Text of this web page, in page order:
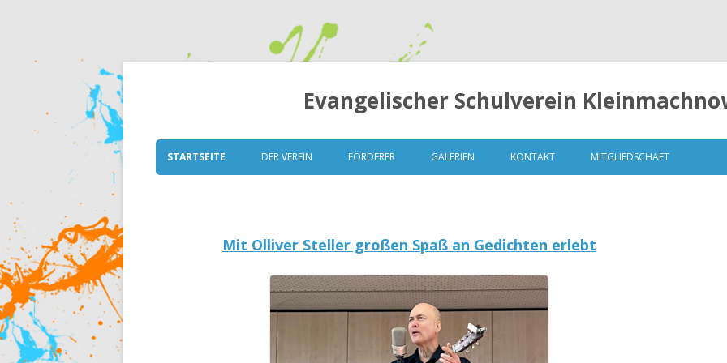
Evangelischer Schulverein
Springe
zum
STARTSEITE DER VEREIN
MITGLIEDERVERSAMMLUNGEN
MITGLIEDERVERSAMMLUNG 2014
– 13. OKTOBER 2014
MITGLIEDERVERSAMMLUNG 2015
FÖRDERER GALERIEN KONTAKT MITGLIEDSCHAFT
Mit Olliver Steller großen Spaß an Gedichten erlebt